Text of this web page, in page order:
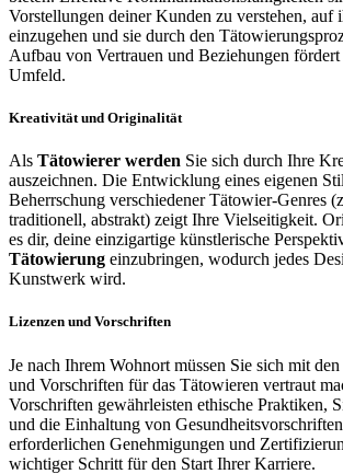
Vorstellungen deiner Kunden zu verstehen, auf
einzugehen und sie durch den
Aufbau von Vertrauen und Beziehungen fördert
Umfeld.
Kreativität und Originalität
Als Tätowierer werden Sie sich durch Ihre
auszeichnen. Die Entwicklung eines eigenen
Beherrschung verschiedener Tätowier-Genres
traditionell, abstrakt) zeigt Ihre Vielseitigkeit.
es dir, deine einzigartige künstlerische
Tätowierung einzubringen, wodurch jedes
Kunstwerk wird.
Lizenzen und Vorschriften
Je nach Ihrem Wohnort müssen Sie sich mit
und Vorschriften für das Tätowieren vertraut
Vorschriften gewährleisten ethische Praktiken,
und die Einhaltung von
erforderlichen Genehmigungen und
wichtiger Schritt für den Start Ihrer Karriere.